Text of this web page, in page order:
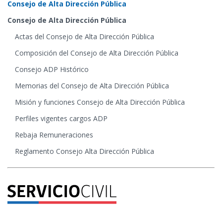
Consejo de Alta Dirección Pública
Consejo de Alta Dirección Pública
Actas del Consejo de Alta Dirección Pública
Composición del Consejo de Alta Dirección Pública
Consejo ADP Histórico
Memorias del Consejo de Alta Dirección Pública
Misión y funciones Consejo de Alta Dirección Pública
Perfiles vigentes cargos ADP
Rebaja Remuneraciones
Reglamento Consejo Alta Dirección Pública